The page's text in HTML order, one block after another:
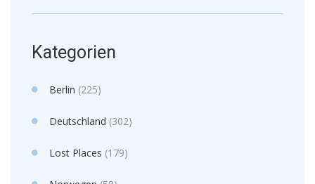
Kategorien
Berlin (225)
Deutschland (302)
Lost Places (179)